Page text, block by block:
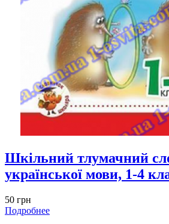
Шкільний тлумачний
української мови, 1-4
50 грн
Подробнее